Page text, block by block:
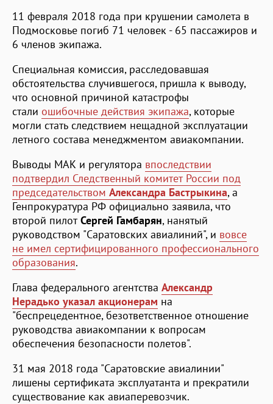
11 февраля 2018 года при крушении самолета в
Подмосковье погиб 71 человек - 65 пассажиров и
6 членов экипажа.
Специальная комиссия, расследовавшая
обстоятельства случившегося, пришла к выводу,
что основной причиной катастрофы
стали ошибочные действия экипажа, которые
могли стать следствием нещадной эксплуатации
летного состава менеджментом авиакомпании.
Выводы МАК и регулятора впоследствии
подтвердил Следственный комитет России под
председательством Александра Бастрыкина, а
Генпрокуратура РФ официально заявила, что
второй пилотСергей Гамбарян, нанятый
руководством "Саратовских авиалиний", и вовсе
не имел сертифицированного профессионального
образования.
Глава федерального агентства Александр
Нерадько указал акционерам на
"беспрецедентное, безответственное отношение
руководства авиакомпании к вопросам
обеспечения безопасности полетов".
31 мая 2018 года "Саратовские авиалинии"
лишены сертификата эксплуатанта и прекратили
существование как авиаперевозчик.